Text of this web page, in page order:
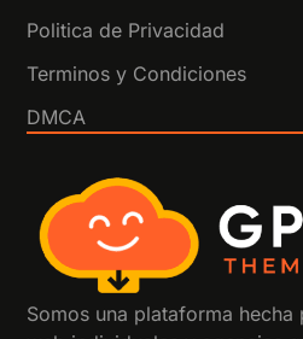
Politica de Privacidad
Terminos y Condiciones
DMCA
Somos una plataforma